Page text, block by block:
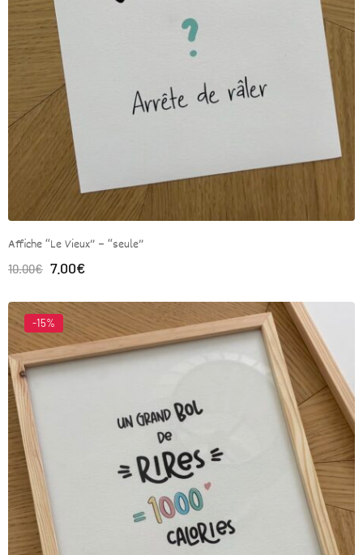
Affiche “Le Vieux” – “seule”
10.00€ 7.00€
-15%